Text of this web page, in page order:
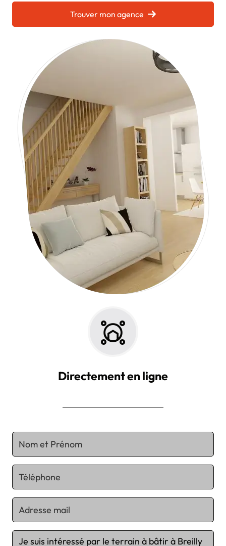
Chargement...
Trouver mon agence
Directement en ligne